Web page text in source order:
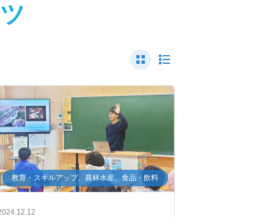
教育・スキルアップ、農林水産、食品・飲料